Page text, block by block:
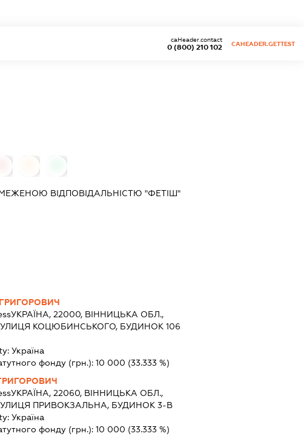
0 (800) 210 102
caHeader.contact
CAHEADER.GETTEST
ВІДПОВІДАЛЬНІСТЮ "ФЕТІШ"
УКРАЇНА, 22000, ВІННИЦЬКА ОБЛ.,
КОЦЮБИНСЬКОГО, БУДИНОК 106
Україна
фонду (грн.):10 000 (33.333 %)
УКРАЇНА, 22060, ВІННИЦЬКА ОБЛ.,
ПРИВОКЗАЛЬНА, БУДИНОК 3-В
Україна
фонду (грн.):10 000 (33.333 %)